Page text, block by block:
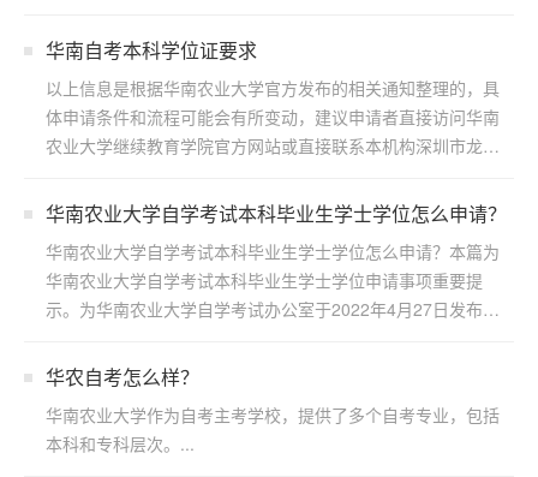
华南自考本科学位证要求
以上信息是根据华南农业大学官方发布的相关通知整理的，具
体申请条件和流程可能会有所变动，建议申请者直接访问华南
农业大学继续教育学院官方网站或直接联系本机构深圳市龙岗
华南农业大学自学考试本科毕业生学士学位怎么申请？
华南农业大学自学考试本科毕业生学士学位怎么申请？本篇为
华南农业大学自学考试本科毕业生学士学位申请事项重要提
示。为华南农业大学自学考试办公室于2022年4月27日发布，
华农自考怎么样？
华南农业大学作为自考主考学校，提供了多个自考专业，包括
本科和专科层次。...